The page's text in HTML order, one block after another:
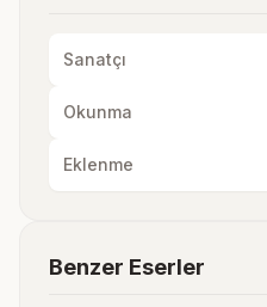
Sanatçı
Okunma
Eklenme
Benzer Eserler